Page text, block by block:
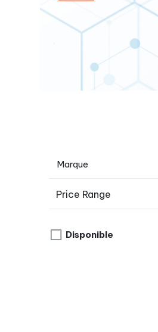
Marque
Price Range
Disponible